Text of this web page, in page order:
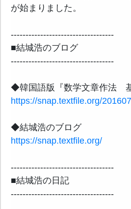
が始まりました。
-----------------------------------
■結城浩のブログ
-----------------------------------
https://snap.textfile.org/
https://snap.textfile.org/
-----------------------------------
■結城浩の日記
-----------------------------------